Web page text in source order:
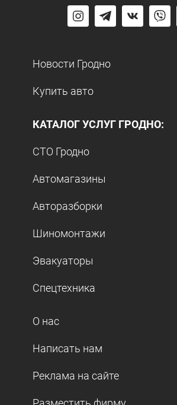
Новости Гродно
Купить авто
КАТАЛОГ УСЛУГ ГРОДНО:
СТО Гродно
Автомагазины
Авторазборки
Шиномонтажи
Эвакуаторы
Спецтехника
О нас
Написать нам
Реклама на сайте